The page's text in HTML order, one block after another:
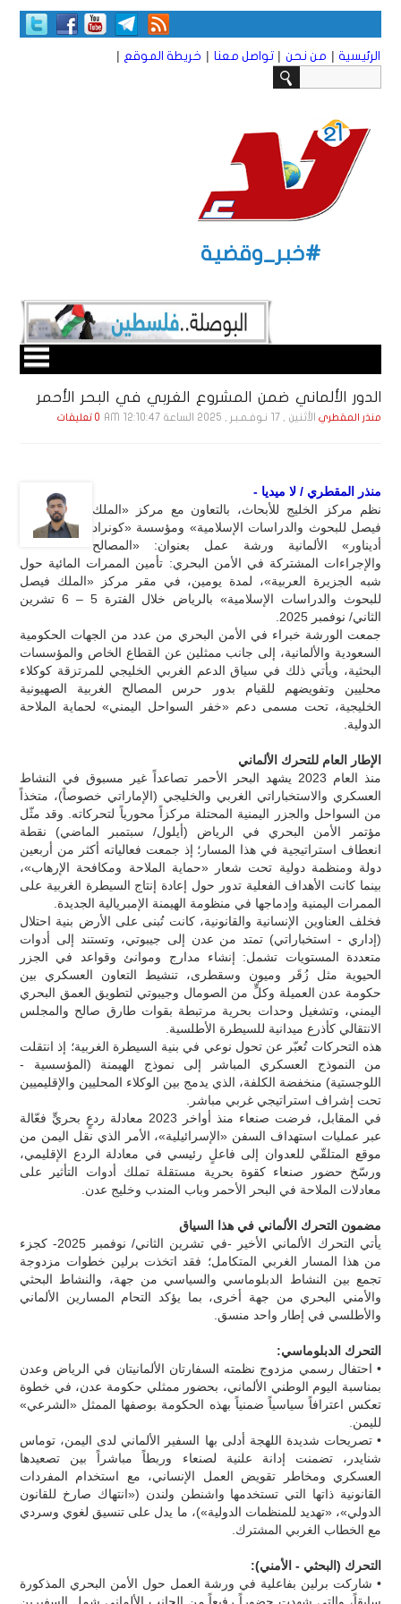
الرئيسية | من نحن | تواصل معنا | خريطة الموقع |
#خبر_وقضية
الدور الألماني ضمن المشروع الغربي في البحر الأحمر
منذر المقطري الأثنين , 17 نـوفـمـبـر , 2025 الساعة 12:10:47 AM 0 تعليقات
منذر المقطري / لا ميديا -
نظم مركز الخليج للأبحاث، بالتعاون مع مركز «الملك
فيصل للبحوث والدراسات الإسلامية» ومؤسسة «كونراد
أديناور» الألمانية ورشة عمل بعنوان: «المصالح
والإجراءات المشتركة في الأمن البحري: تأمين الممرات المائية حول
شبه الجزيرة العربية»، لمدة يومين، في مقر مركز «الملك فيصل
للبحوث والدراسات الإسلامية» بالرياض خلال الفترة 5 – 6 تشرين
الثاني/ نوفمبر 2025.
جمعت الورشة خبراء في الأمن البحري من عدد من الجهات الحكومية
السعودية والألمانية، إلى جانب ممثلين عن القطاع الخاص والمؤسسات
البحثية، ويأتي ذلك في سياق الدعم الغربي الخليجي للمرتزقة كوكلاء
محليين وتفويضهم للقيام بدور حرس المصالح الغربية الصهيونية
الخليجية، تحت مسمى دعم «خفر السواحل اليمني» لحماية الملاحة
الدولية.
الإطار العام للتحرك الألماني
منذ العام 2023 يشهد البحر الأحمر تصاعداً غير مسبوق في النشاط
العسكري والاستخباراتي الغربي والخليجي (الإماراتي خصوصاً)، متخذاً
من السواحل والجزر اليمنية المحتلة مركزاً محورياً لتحركاته. وقد مثّل
مؤتمر الأمن البحري في الرياض (أيلول/ سبتمبر الماضي) نقطة
انعطاف استراتيجية في هذا المسار؛ إذ جمعت فعالياته أكثر من أربعين
دولة ومنظمة دولية تحت شعار «حماية الملاحة ومكافحة الإرهاب»،
بينما كانت الأهداف الفعلية تدور حول إعادة إنتاج السيطرة الغربية على
الممرات اليمنية وإدماجها في منظومة الهيمنة الإمبريالية الجديدة.
فخلف العناوين الإنسانية والقانونية، كانت تُبنى على الأرض بنية احتلال
(إداري - استخباراتي) تمتد من عدن إلى جيبوتي، وتستند إلى أدوات
متعددة المستويات تشمل: إنشاء مدارج وموانئ وقواعد في الجزر
الحيوية مثل زُقَر وميون وسقطرى، تنشيط التعاون العسكري بين
حكومة عدن العميلة وكلٍّ من الصومال وجيبوتي لتطويق العمق البحري
اليمني، وتشغيل وحدات بحرية مرتبطة بقوات طارق صالح والمجلس
الانتقالي كأذرع ميدانية للسيطرة الأطلسية.
هذه التحركات تُعبّر عن تحول نوعي في بنية السيطرة الغربية؛ إذ انتقلت
من النموذج العسكري المباشر إلى نموذج الهيمنة (المؤسسية -
اللوجستية) منخفضة الكلفة، الذي يدمج بين الوكلاء المحليين والإقليميين
تحت إشراف استراتيجي غربي مباشر.
في المقابل، فرضت صنعاء منذ أواخر 2023 معادلة ردعٍ بحريٍّ فعّالة
عبر عمليات استهداف السفن «الإسرائيلية»، الأمر الذي نقل اليمن من
موقع المتلقّي للعدوان إلى فاعلٍ رئيسي في معادلة الردع الإقليمي،
ورسّخ حضور صنعاء كقوة بحرية مستقلة تملك أدوات التأثير على
معادلات الملاحة في البحر الأحمر وباب المندب وخليج عدن.
مضمون التحرك الألماني في هذا السياق
يأتي التحرك الألماني الأخير -في تشرين الثاني/ نوفمبر 2025- كجزء
من هذا المسار الغربي المتكامل؛ فقد اتخذت برلين خطوات مزدوجة
تجمع بين النشاط الدبلوماسي والسياسي من جهة، والنشاط البحثي
والأمني البحري من جهة أخرى، بما يؤكد التحام المسارين الألماني
والأطلسي في إطار واحد منسق.
التحرك الدبلوماسي:
• احتفال رسمي مزدوج نظمته السفارتان الألمانيتان في الرياض وعدن
بمناسبة اليوم الوطني الألماني، بحضور ممثلي حكومة عدن، في خطوة
تعكس اعترافاً سياسياً ضمنياً بهذه الحكومة بوصفها الممثل «الشرعي»
لليمن.
• تصريحات شديدة اللهجة أدلى بها السفير الألماني لدى اليمن، توماس
شنايدر، تضمنت إدانة علنية لصنعاء وربطاً مباشراً بين تصعيدها
العسكري ومخاطر تقويض العمل الإنساني، مع استخدام المفردات
القانونية ذاتها التي تستخدمها واشنطن ولندن («انتهاك صارخ للقانون
الدولي»، «تهديد للمنظمات الدولية»)، ما يدل على تنسيق لغوي وسردي
مع الخطاب الغربي المشترك.
التحرك (البحثي - الأمني):
• شاركت برلين بفاعلية في ورشة العمل حول الأمن البحري المذكورة